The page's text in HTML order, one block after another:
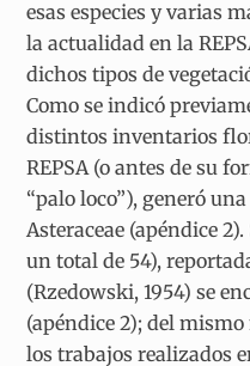
esas especies y varias
la actualidad en la
dichos tipos de
Como se indicó
distintos inventarios
REPSA (o antes de su
“palo loco”), generó
Asteraceae (apéndice
un total de 54),
(Rzedowski, 1954) se
(apéndice 2); del
los trabajos realizados